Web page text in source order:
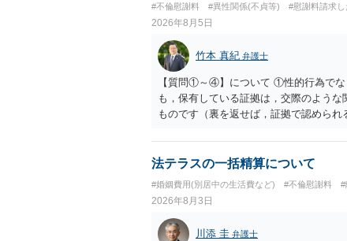
#不倫慰謝料 #異性関係(不貞等) #慰謝料請求し
2026年8月5日
竹本 真紀 弁護士
【質問①～④】について ①性的行為でな
も，保有している証拠は，交際のよう
ものです（裏を返せば，証拠で認めら
して，この点を考慮されることになる
を検討するのがよいと思います。今あ
とが前提であり，その価値と夫との関
れば，どのような内容の委任なのか不
訴訟にするか，その点の見極めや，相
法テラスの一括精算について
#婚姻費用(別居中の生活費など) #不倫慰謝料 #
2026年8月3日
川添 圭 弁護士